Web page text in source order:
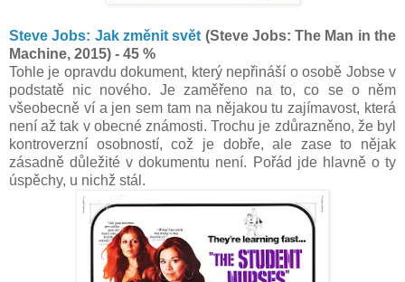
Steve Jobs: Jak změnit svět (Steve Jobs: The Man in the
Machine, 2015) - 45 %
Tohle je opravdu dokument, který nepřináší o osobě Jobse v
podstatě nic nového. Je zaměřeno na to, co se o něm
všeobecně ví a jen sem tam na nějakou tu zajímavost, která
není až tak v obecné známosti. Trochu je zdůrazněno, že byl
kontroverzní osobností, což je dobře, ale zase to nějak
zásadně důležité v dokumentu není. Pořád jde hlavně o ty
úspěchy, u nichž stál.